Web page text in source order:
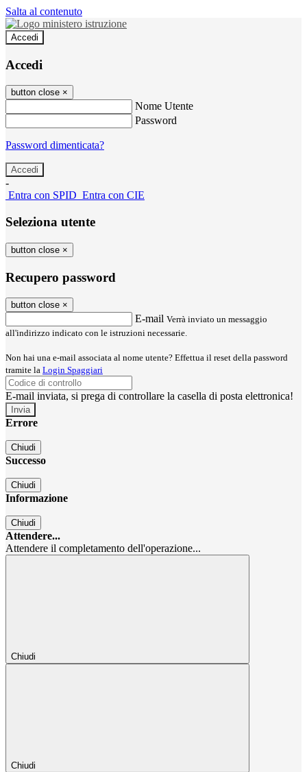
Salta al contenuto
Accedi
Accedi
button close ×
Nome Utente
Password
Password dimenticata?
-
Entra con SPID Entra con CIE
Seleziona utente
button close ×
Recupero password
button close ×
E-mail Verrà inviato un messaggio
all'indirizzo indicato con le istruzioni necessarie.
Non hai una e-mail associata al nome utente? Effettua il reset della password
tramite la Login Spaggiari
E-mail inviata, si prega di controllare la casella di posta elettronica!
Errore
Chiudi
Successo
Chiudi
Informazione
Chiudi
Attendere...
Attendere il completamento dell'operazione...
Chiudi
Chiudi